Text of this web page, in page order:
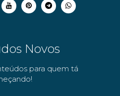
Novos
para quem tá